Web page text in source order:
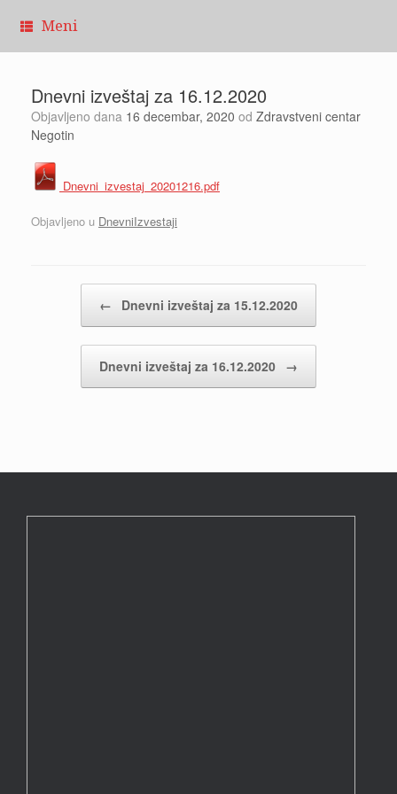
Meni
Dnevni izveštaj za 16.12.2020
Objavljeno dana 16 decembar, 2020 od Zdravstveni centar
Negotin
Dnevni_izvestaj_20201216.pdf
Objavljeno u DnevniIzvestaji
← Dnevni izveštaj za 15.12.2020
Dnevni izveštaj za 16.12.2020 →